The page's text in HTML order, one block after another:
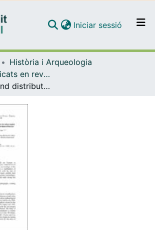
Navega per tot el DD
Com publicar
Iniciar sessió (current)
Història i Arqueologia
Articles publicats en revistes (Història i Arqueologia)
Production and distribution of Late Antique utilitarian wares in the micro-region of Vallès (Catalonia, Spain): a perspective from the rural hinterland of Barcino